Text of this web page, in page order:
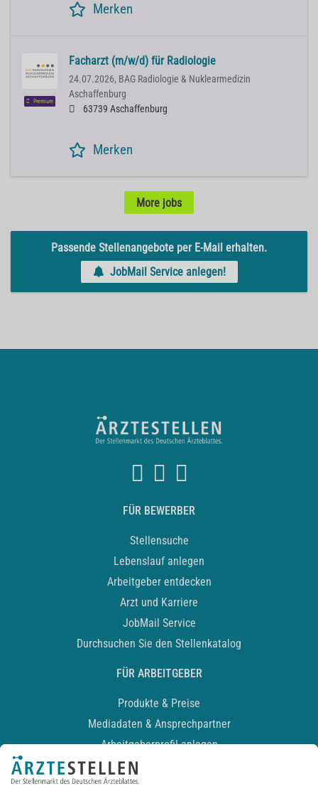
Merken
Premium
Facharzt (m/w/d) für Radiologie
24.07.2026, BAG Radiologie & Nuklearmedizin
Aschaffenburg
63739 Aschaffenburg
Merken
More jobs
Passende Stellenangebote per E-Mail erhalten.
JobMail Service anlegen!
FÜR BEWERBER
Stellensuche
Lebenslauf anlegen
Arbeitgeber entdecken
Arzt und Karriere
JobMail Service
Durchsuchen Sie den Stellenkatalog
FÜR ARBEITGEBER
Produkte & Preise
Mediadaten & Ansprechpartner
Arbeitgeberprofil anlegen
Recruiting-Podcast